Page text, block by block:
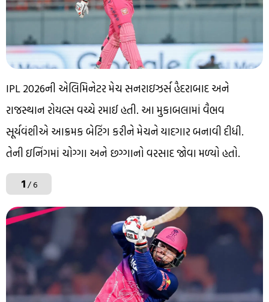
IPL 2026ની એલિમિનેટર મેચ સનરાઇઝર્સ હૈદરાબાદ અને
રાજસ્થાન રોયલ્સ વચ્ચે રમાઈ હતી. આ મુકાબલામાં વૈભવ
સૂર્યવંશીએ આક્રમક બેટિંગ કરીને મેચને યાદગાર બનાવી દીધી.
તેની ઇનિંગમાં ચોગ્ગા અને છગ્ગાનો વરસાદ જોવા મળ્યો હતો.
1/ 6